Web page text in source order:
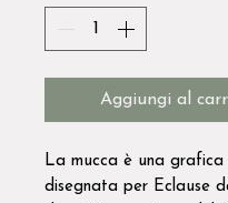
Aggiungi al
La mucca è una grafica
disegnata per Eclause